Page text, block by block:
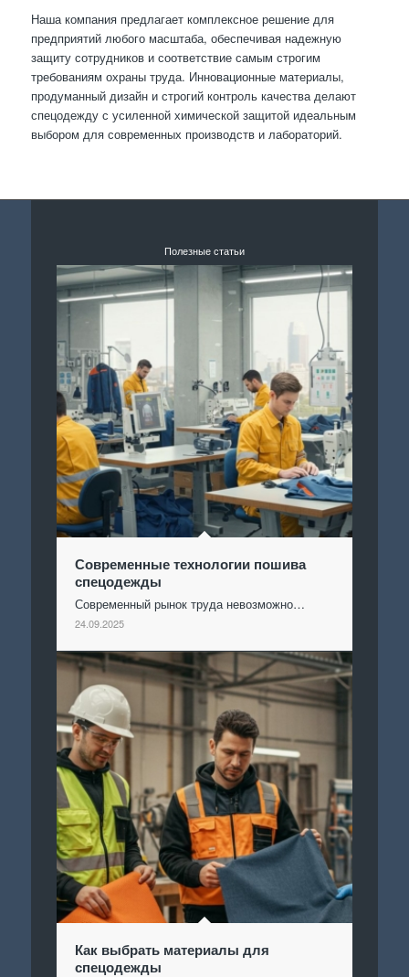
Наша компания предлагает комплексное решение для
предприятий любого масштаба, обеспечивая надежную
защиту сотрудников и соответствие самым строгим
требованиям охраны труда. Инновационные материалы,
продуманный дизайн и строгий контроль качества делают
спецодежду с усиленной химической защитой идеальным
выбором для современных производств и лабораторий.
Полезные статьи
Современные технологии пошива
спецодежды
Современный рынок труда невозможно…
24.09.2025
Как выбрать материалы для
спецодежды